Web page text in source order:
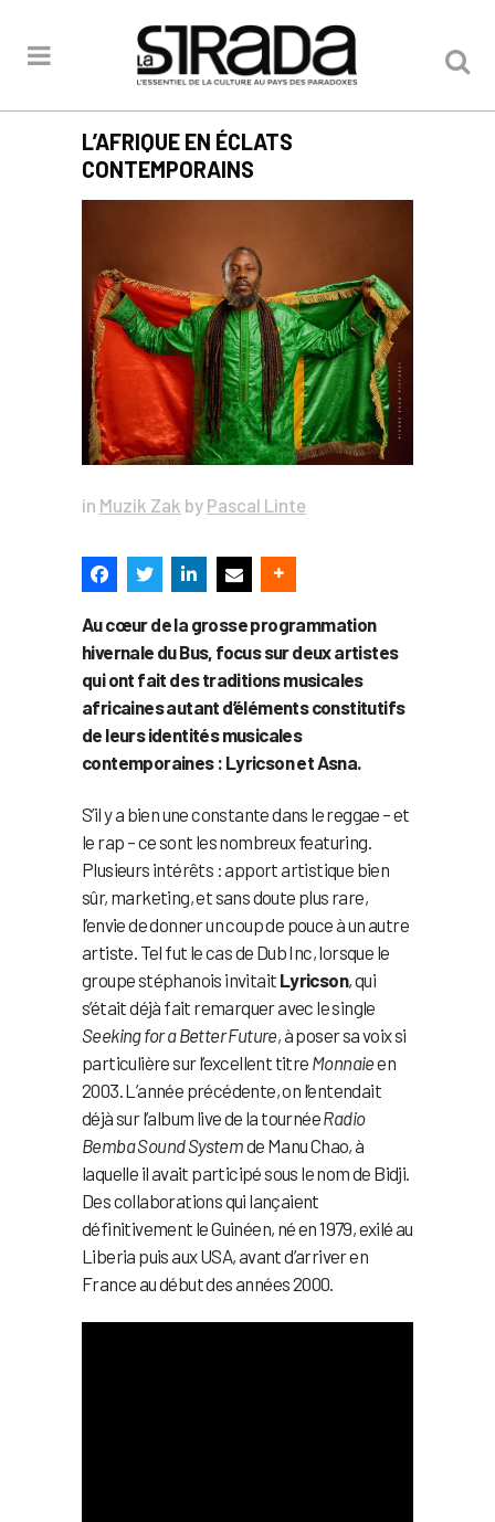
L’AFRIQUE EN ÉCLATS
CONTEMPORAINS
in Muzik Zak by Pascal Linte
Au cœur de la grosse programmation
hivernale du Bus, focus sur deux artistes
qui ont fait des traditions musicales
africaines autant d’éléments constitutifs
de leurs identités musicales
contemporaines : Lyricson et Asna.
S’il y a bien une constante dans le reggae – et
le rap – ce sont les nombreux featuring.
Plusieurs intérêts : apport artistique bien
sûr, marketing, et sans doute plus rare,
l’envie de donner un coup de pouce à un autre
artiste. Tel fut le cas de Dub Inc, lorsque le
groupe stéphanois invitait Lyricson, qui
s’était déjà fait remarquer avec le single
Seeking for a Better Future, à poser sa voix si
particulière sur l’excellent titre Monnaieen
2003. L’année précédente, on l’entendait
déjà sur l’album live de la tournéeRadio
Bemba Sound Systemde Manu Chao, à
laquelle il avait participé sous le nom de Bidji.
Des collaborations qui lançaient
définitivement le Guinéen, né en 1979, exilé au
Liberia puis aux USA, avant d’arriver en
France au début des années 2000.